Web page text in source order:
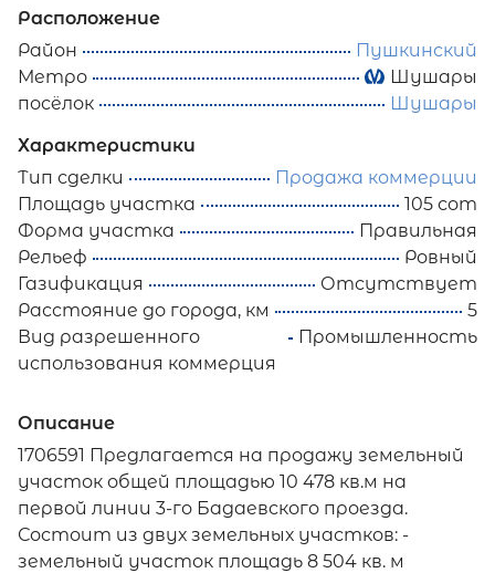
Расположение
Район
Пушкинский
Метро
Шушары
посёлок
Шушары
Характеристики
Тип сделки
Продажа коммерции
Площадь участка
105 сот
Форма участка
Правильная
Рельеф
Ровный
Газификация
Отсутствует
Расстояние до города, км
5
Вид разрешенного
использования коммерция
Промышленность
Описание
1706591 Предлагается на продажу земельный
участок общей площадью 10 478 кв.м на
первой линии 3-го Бадаевского проезда.
Состоит из двух земельных участков: -
земельный участок площадь 8 504 кв. м